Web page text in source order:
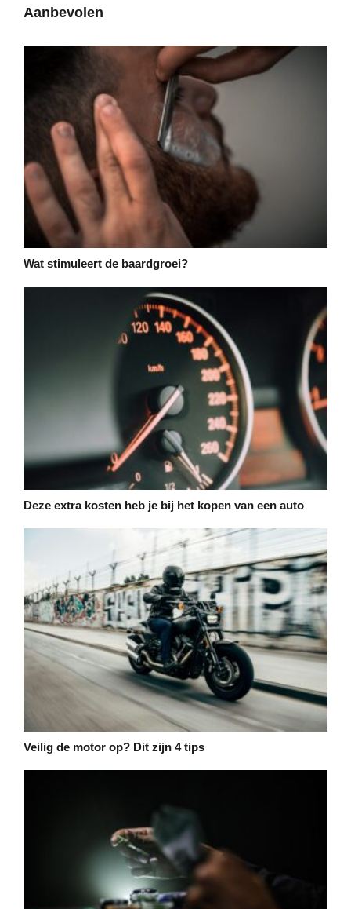
Aanbevolen
Wat stimuleert de baardgroei?
Deze extra kosten heb je bij het kopen van een auto
Veilig de motor op? Dit zijn 4 tips